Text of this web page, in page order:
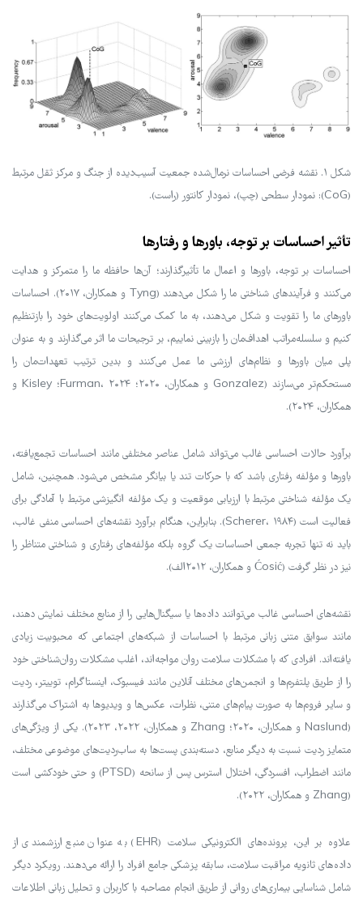
شکل ۱. نقشه فرضی احساسات نرمال‌شده جمعیت آسیب‌دیده از جنگ و مرکز ثقل مرتبط
(CoG): نمودار سطحی (چپ)، نمودار کانتور (راست).
تأثیر احساسات بر توجه، باورها و رفتارها
احساسات بر توجه، باورها و اعمال ما تأثیرگذارند؛ آن‌ها حافظه ما را متمرکز و هدایت
می‌کنند و فرآیندهای شناختی ما را شکل می‌دهند (Tyng و همکاران، ۲۰۱۷). احساسات
باورهای ما را تقویت و شکل می‌دهند، به ما کمک می‌کنند اولویت‌های خود را بازتنظیم
کنیم و سلسله‌مراتب اهداف‌مان را بازبینی نماییم، بر ترجیحات ما اثر می‌گذارند و به عنوان
پلی میان باورها و نظام‌های ارزشی ما عمل می‌کنند و بدین ترتیب تعهدات‌مان را
مستحکم‌تر می‌سازند (Gonzalez و همکاران، ۲۰۲۰؛ Furman، ۲۰۲۴؛ Kisley و
همکاران، ۲۰۲۴).
برآورد حالات احساسی غالب می‌تواند شامل عناصر مختلفی مانند احساسات تجمع‌یافته،
باورها و مؤلفه رفتاری باشد که با حرکات تند یا بیانگر مشخص می‌شود. همچنین، شامل
یک مؤلفه شناختی مرتبط با ارزیابی موقعیت و یک مؤلفه انگیزشی مرتبط با آمادگی برای
فعالیت است (Scherer، ۱۹۸۴). بنابراین، هنگام برآورد نقشه‌های احساسی منفی غالب،
باید نه تنها تجربه جمعی احساسات یک گروه بلکه مؤلفه‌های رفتاری و شناختی متناظر را
نیز در نظر گرفت (Ćosić و همکاران، ۲۰۱۲الف).
نقشه‌های احساسی غالب می‌توانند داده‌ها یا سیگنال‌هایی را از منابع مختلف نمایش دهند،
مانند سوابق متنی زبانی مرتبط با احساسات از شبکه‌های اجتماعی که محبوبیت زیادی
یافته‌اند. افرادی که با مشکلات سلامت روان مواجه‌اند، اغلب مشکلات روان‌شناختی خود
را از طریق پلتفرم‌ها و انجمن‌های مختلف آنلاین مانند فیسبوک، اینستاگرام، توییتر، ردیت
و سایر فروم‌ها به صورت پیام‌های متنی، نظرات، عکس‌ها و ویدیوها به اشتراک می‌گذارند
(Naslund و همکاران، ۲۰۲۰؛ Zhang و همکاران، ۲۰۲۲، ۲۰۲۳). یکی از ویژگی‌های
متمایز ردیت نسبت به دیگر منابع، دسته‌بندی پست‌ها به ساب‌ردیت‌های موضوعی مختلف،
مانند اضطراب، افسردگی، اختلال استرس پس از سانحه (PTSD) و حتی خودکشی است
(Zhang و همکاران، ۲۰۲۲).
علاوه بر این، پرونده‌های الکترونیکی سلامت (EHR) به عنوان منبع ارزشمندی از
داده‌های ثانویه مراقبت سلامت، سابقه پزشکی جامع افراد را ارائه می‌دهند. رویکرد دیگر
شامل شناسایی بیماری‌های روانی از طریق انجام مصاحبه با کاربران و تحلیل زبانی اطلاعات